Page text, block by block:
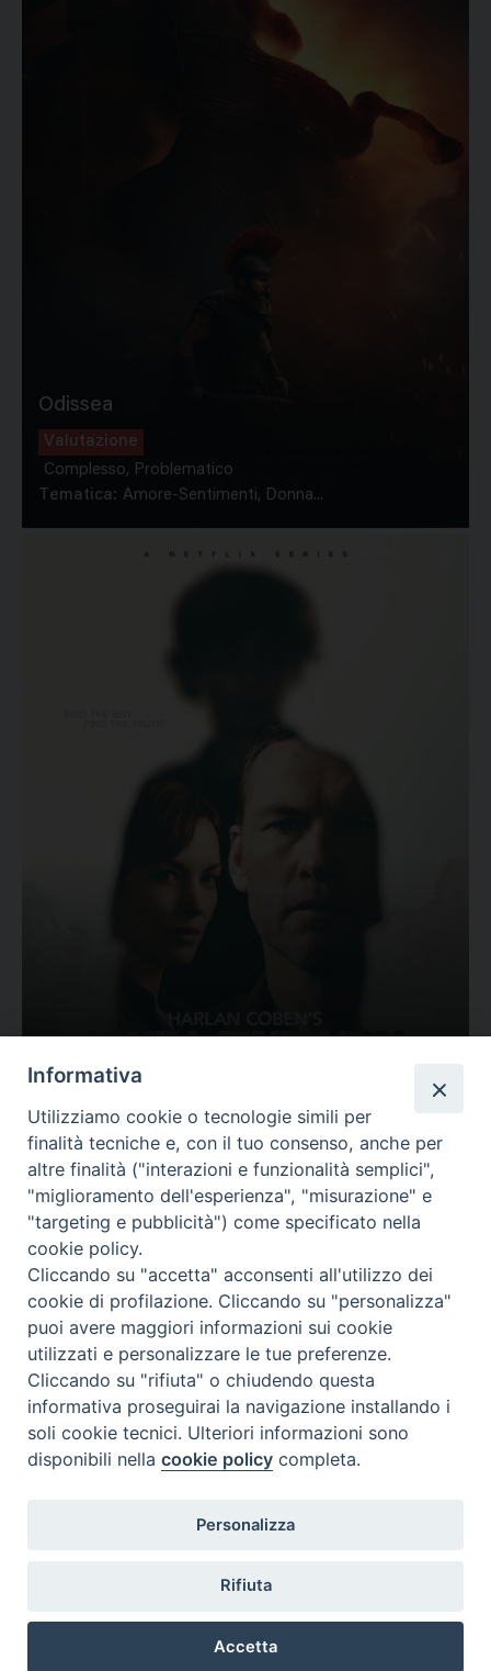
Odissea
Valutazione
Complesso, Problematico
Tematica: Amore-Sentimenti, Donna...
Valutazione
Complesso, Problematico
Tematica: Amore-Sentimenti, Carcere...
Contatti & Info
C.ne Aurelia, 50 – 00165 Roma
Contatti
Scrivi a: cnvf@chiesacattolica.it
Informativa
Utilizziamo cookie o tecnologie simili per
finalità tecniche e, con il tuo consenso, anche per
altre finalità ("interazioni e funzionalità semplici",
"miglioramento dell'esperienza", "misurazione" e
"targeting e pubblicità") come specificato nella
cookie policy.
Cliccando su "accetta" acconsenti all'utilizzo dei
cookie di profilazione. Cliccando su "personalizza"
puoi avere maggiori informazioni sui cookie
utilizzati e personalizzare le tue preferenze.
Cliccando su "rifiuta" o chiudendo questa
informativa proseguirai la navigazione installando i
soli cookie tecnici. Ulteriori informazioni sono
disponibili nellacookie policy completa.
Personalizza
Rifiuta
Accetta